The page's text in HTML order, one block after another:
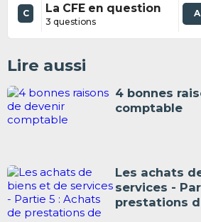
C La CFE en question
3 questions
Lire aussi
4 bonnes
comptable
Les achats
services -
prestations